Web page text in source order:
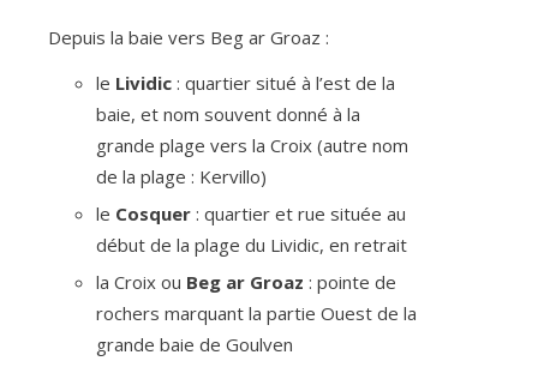
Depuis la baie vers Beg ar Groaz :
le Lividic : quartier situé à l’est de la
baie, et nom souvent donné à la
grande plage vers la Croix (autre nom
de la plage : Kervillo)
le Cosquer : quartier et rue située au
début de la plage du Lividic, en retrait
la Croix ou Beg ar Groaz : pointe de
rochers marquant la partie Ouest de la
grande baie de Goulven